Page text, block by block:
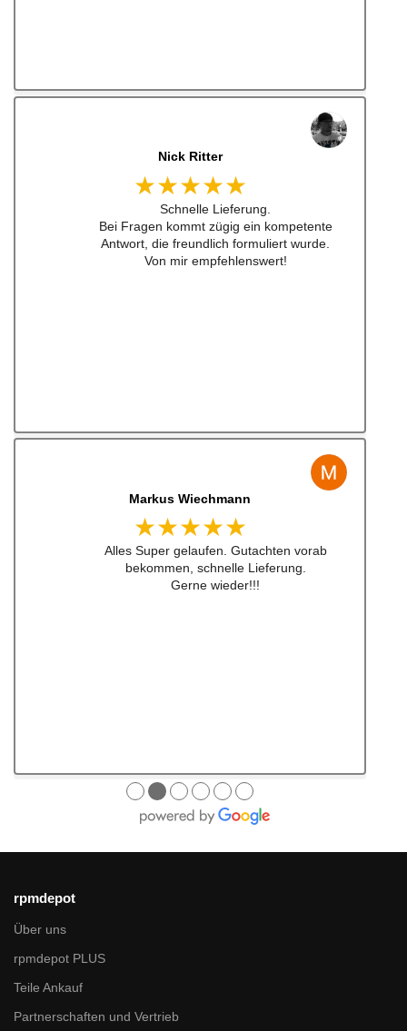
jonas bitter
★★★★★
Hatte das luisi mirage lenkrad für einen sehr
guten Preis bestellt und war nach nicht mal
24h da. Sogar aufkleber waren dabei ... habe
ich schon lange nicht mehr erlebt .
Jens Albert
★★★★★
Super Service, schnelle Bearbeiten und
Lieferung ! Immer wieder gerne !!!
●●●●●●
rpmdepot
Über uns
rpmdepot PLUS
Teile Ankauf
Partnerschaften und Vertrieb